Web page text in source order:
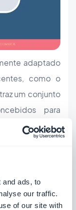
and ads, to
our traffic.
of our site with
adaptado
como o
um conjunto
para
E como de